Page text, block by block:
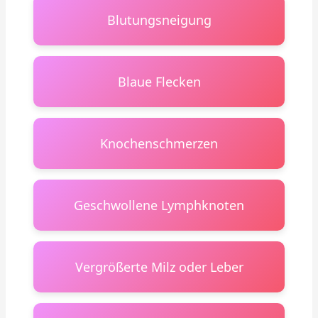
Blutungsneigung
Blaue Flecken
Knochenschmerzen
Geschwollene Lymphknoten
Vergrößerte Milz oder Leber